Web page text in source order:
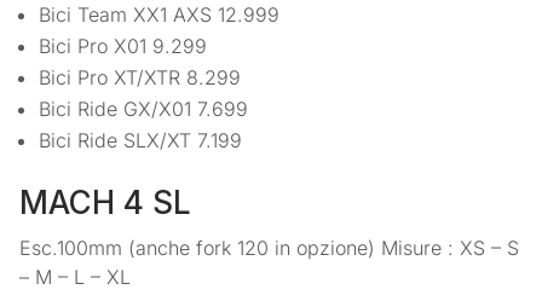
Bici Team XX1 AXS 12.999
Bici Pro X01 9.299
Bici Pro XT/XTR 8.299
Bici Ride GX/X01 7.699
Bici Ride SLX/XT 7.199
MACH 4 SL
Esc.100mm (anche fork 120 in opzione) Misure : XS – S
– M – L – XL